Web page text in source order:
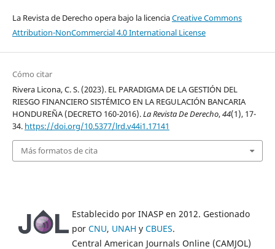
La Revista de Derecho opera bajo la licenciaCreative Commons
Attribution-NonCommercial 4.0 International License
Cómo citar
Rivera Licona, C. S. (2023). EL PARADIGMA DE LA GESTIÓN DEL
RIESGO FINANCIERO SISTÉMICO EN LA REGULACIÓN BANCARIA
HONDUREÑA (DECRETO 160-2016).La Revista De Derecho,44(1), 17-
34. https://doi.org/10.5377/lrd.v44i1.17141
Más formatos de cita
Establecido por INASP en 2012. Gestionado
por CNU, UNAH y CBUES.
Central American Journals Online (CAMJOL)